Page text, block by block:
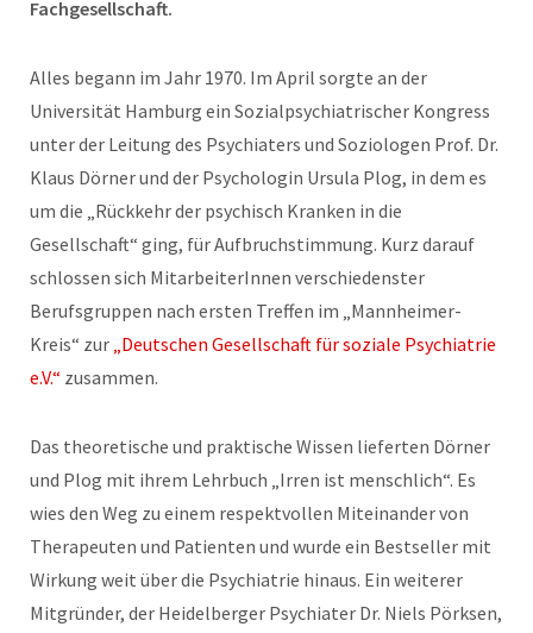
Fachgesellschaft.
Alles begann im Jahr 1970. Im April sorgte an der
Universität Hamburg ein Sozialpsychiatrischer Kongress
unter der Leitung des Psychiaters und Soziologen Prof. Dr.
Klaus Dörner und der Psychologin Ursula Plog, in dem es
um die „Rückkehr der psychisch Kranken in die
Gesellschaft“ ging, für Aufbruchstimmung. Kurz darauf
schlossen sich MitarbeiterInnen verschiedenster
Berufsgruppen nach ersten Treffen im „Mannheimer-
Kreis“ zur „Deutschen Gesellschaft für soziale Psychiatrie
e.V.“ zusammen.
Das theoretische und praktische Wissen lieferten Dörner
und Plog mit ihrem Lehrbuch „Irren ist menschlich“. Es
wies den Weg zu einem respektvollen Miteinander von
Therapeuten und Patienten und wurde ein Bestseller mit
Wirkung weit über die Psychiatrie hinaus. Ein weiterer
Mitgründer, der Heidelberger Psychiater Dr. Niels Pörksen,